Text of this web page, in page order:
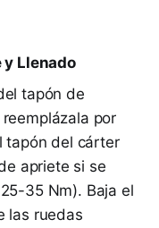
y Llenado
tapón de
por
tapón del cárter
apriete si se
35 Nm). Baja el
las ruedas